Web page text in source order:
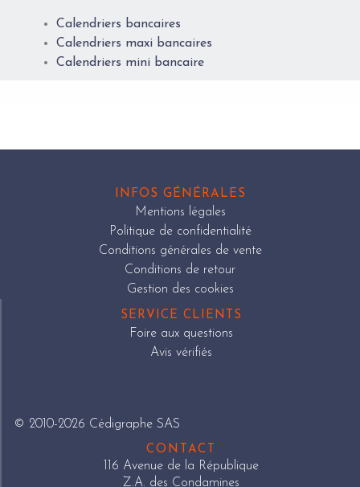
Calendriers bancaires
Calendriers maxi bancaires
Calendriers mini bancaire
INFOS GÉNÉRALES
Mentions légales
Politique de confidentialité
Conditions générales de vente
Conditions de retour
Gestion des cookies
SERVICE CLIENTS
Foire aux questions
Avis vérifiés
© 2010-2026 Cédigraphe SAS
CONTACT
116 Avenue de la République
Z.A. des Condamines